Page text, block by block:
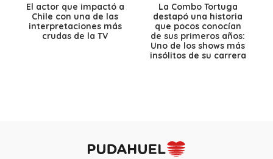
El actor que impactó a
Chile con una de las
interpretaciones más
crudas de la TV
La Combo Tortuga
destapó una historia
que pocos conocían
de sus primeros años:
Uno de los shows más
insólitos de su carrera